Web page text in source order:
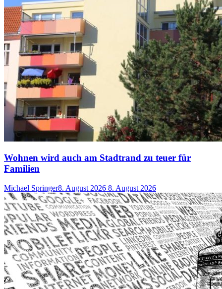
Wohnen wird auch am Stadtrand zu teuer für
Familien
Michael Springer8. August 2026 8. August 2026